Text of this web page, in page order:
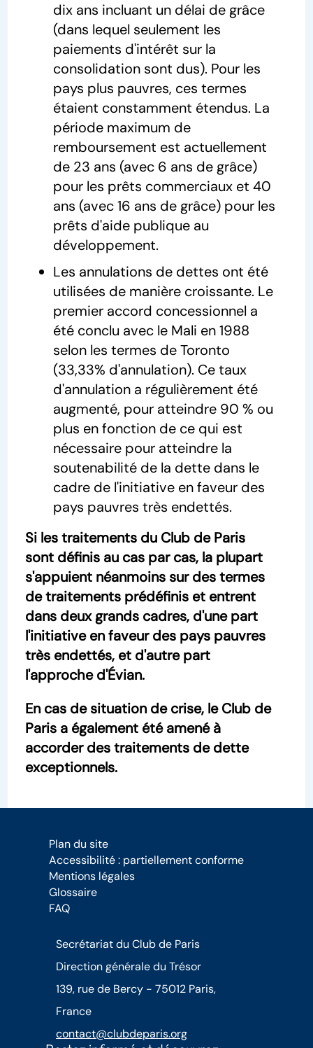
dix ans incluant un délai de grâce
(dans lequel seulement les
paiements d'intérêt sur la
consolidation sont dus). Pour les
pays plus pauvres, ces termes
étaient constamment étendus. La
période maximum de
remboursement est actuellement
de 23 ans (avec 6 ans de grâce)
pour les prêts commerciaux et 40
ans (avec 16 ans de grâce) pour les
prêts d'aide publique au
développement.
Les annulations de dettes ont été
utilisées de manière croissante. Le
premier accord concessionnel a
été conclu avec le Mali en 1988
selon les termes de Toronto
(33,33% d'annulation). Ce taux
d'annulation a régulièrement été
augmenté, pour atteindre 90 % ou
plus en fonction de ce qui est
nécessaire pour atteindre la
soutenabilité de la dette dans le
cadre de l'initiative en faveur des
pays pauvres très endettés.
Si les traitements du Club de Paris
sont définis au cas par cas, la plupart
s'appuient néanmoins sur des termes
de traitements prédéfinis et entrent
dans deux grands cadres, d'une part
l'initiative en faveur des pays pauvres
très endettés, et d'autre part
l'approche d'Évian.
En cas de situation de crise, le Club de
Paris a également été amené à
accorder des traitements de dette
exceptionnels.
Plan du site
Accessibilité : partiellement conforme
Mentions légales
Glossaire
FAQ
Secrétariat du Club de Paris
Direction générale du Trésor
139, rue de Bercy - 75012 Paris,
France
contact@clubdeparis.org